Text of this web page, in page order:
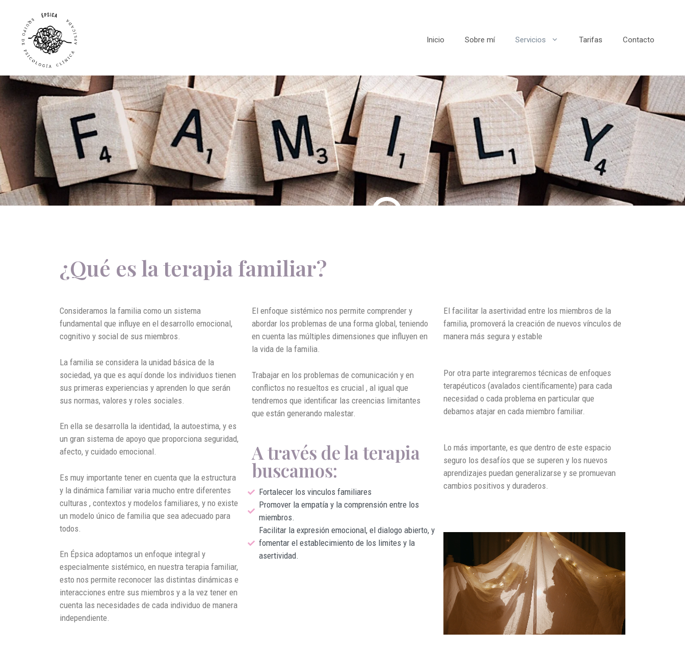
Inicio Sobre mí Servicios Tarifas Contacto
¿Qué es la terapia familiar?
Consideramos la familia como un sistema
fundamental que influye en el desarrollo emocional,
cognitivo y social de sus miembros.
La familia se considera la unidad básica de la
sociedad, ya que es aquí donde los individuos tienen
sus primeras experiencias y aprenden lo que serán
sus normas, valores y roles sociales.
En ella se desarrolla la identidad, la autoestima, y es
un gran sistema de apoyo que proporciona seguridad,
afecto, y cuidado emocional.
Es muy importante tener en cuenta que la estructura
y la dinámica familiar varia mucho entre diferentes
culturas , contextos y modelos familiares, y no existe
un modelo único de familia que sea adecuado para
todos.
En Épsica adoptamos un enfoque integral y
especialmente sistémico, en nuestra terapia familiar,
esto nos permite reconocer las distintas dinámicas e
interacciones entre sus miembros y a la vez tener en
cuenta las necesidades de cada individuo de manera
independiente.
El enfoque sistémico nos permite comprender y
abordar los problemas de una forma global, teniendo
en cuenta las múltiples dimensiones que influyen en
la vida de la familia.
Trabajar en los problemas de comunicación y en
conflictos no resueltos es crucial , al igual que
tendremos que identificar las creencias limitantes
que están generando malestar.
A través de la terapia
buscamos:
Fortalecer los vinculos familiares
Promover la empatía y la comprensión entre los
miembros.
Facilitar la expresión emocional, el dialogo abierto, y
fomentar el establecimiento de los limites y la
asertividad.
El facilitar la asertividad entre los miembros de la
familia, promoverá la creación de nuevos vínculos de
manera más segura y estable
Por otra parte integraremos técnicas de enfoques
terapéuticos (avalados científicamente) para cada
necesidad o cada problema en particular que
debamos atajar en cada miembro familiar.
Lo más importante, es que dentro de este espacio
seguro los desafíos que se superen y los nuevos
aprendizajes puedan generalizarse y se promuevan
cambios positivos y duraderos.